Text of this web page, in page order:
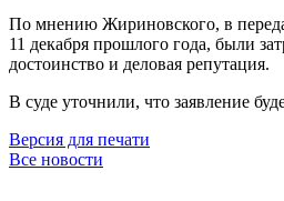
По мнению Жириновского, в
11 декабря прошлого года, были
достоинство и деловая репутация.
В суде уточнили, что заявление
Версия для печати
Все новости